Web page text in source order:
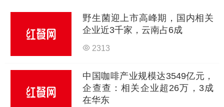
野生菌迎上市高峰期，国内相关
企业近3千家，云南占6成
2313
中国咖啡产业规模达3549亿元，
企查查：相关企业超26万，3成
在华东